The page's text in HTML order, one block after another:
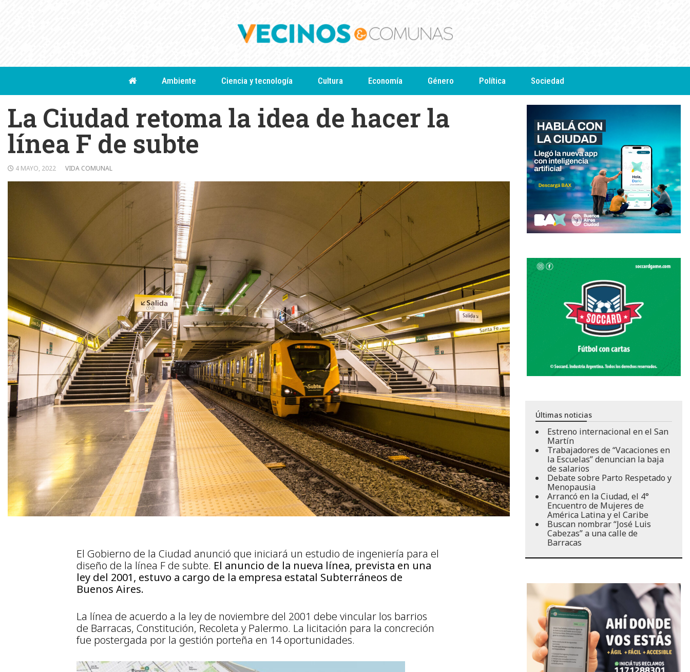
Ambiente Ciencia y tecnología Cultura Economía Género Política Sociedad
La Ciudad retoma la idea de hacer la
línea F de subte
4 MAYO, 2022 VIDA COMUNAL
El Gobierno de la Ciudad anunció que iniciará un estudio de ingeniería para el
diseño de la línea F de subte. El anuncio de la nueva línea, prevista en una
ley del 2001, estuvo a cargo de la empresa estatal Subterráneos de
Buenos Aires.
La línea de acuerdo a la ley de noviembre del 2001 debe vincular los barrios
de Barracas, Constitución, Recoleta y Palermo. La licitación para la concreción
fue postergada por la gestión porteña en 14 oportunidades.
Últimas noticias
Estreno internacional en el San
Martín
Trabajadores de “Vacaciones en
la Escuelas” denuncian la baja
de salarios
Debate sobre Parto Respetado y
Menopausia
Arrancó en la Ciudad, el 4°
Encuentro de Mujeres de
América Latina y el Caribe
Buscan nombrar “José Luis
Cabezas” a una calle de
Barracas